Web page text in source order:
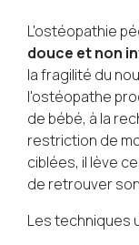
L'ostéopathie
douce et non
la fragilité du
l'ostéopathe
de bébé, à la
restriction de
ciblées, il lève
de retrouver
Les techniques